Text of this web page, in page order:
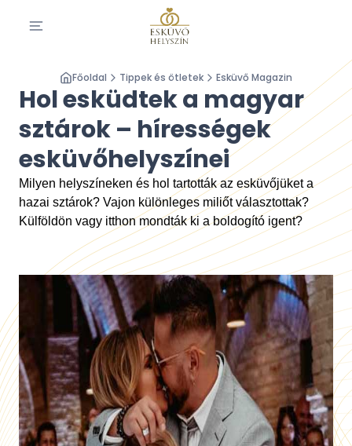
Főoldal Tippek és ötletek Esküvő Magazin
Hol esküdtek a magyar
sztárok – hírességek
esküvőhelyszínei
Milyen helyszíneken és hol tartották az esküvőjüket a
hazai sztárok? Vajon különleges miliőt választottak?
Külföldön vagy itthon mondták ki a boldogító igent?